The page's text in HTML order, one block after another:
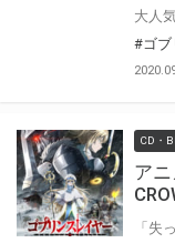
#ゴブ
CD・
ア